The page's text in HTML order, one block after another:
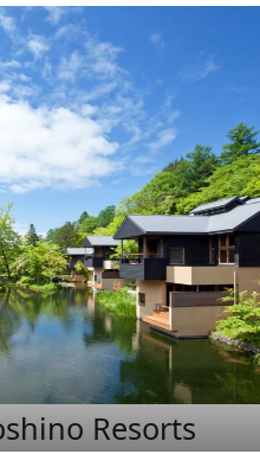
Resorts